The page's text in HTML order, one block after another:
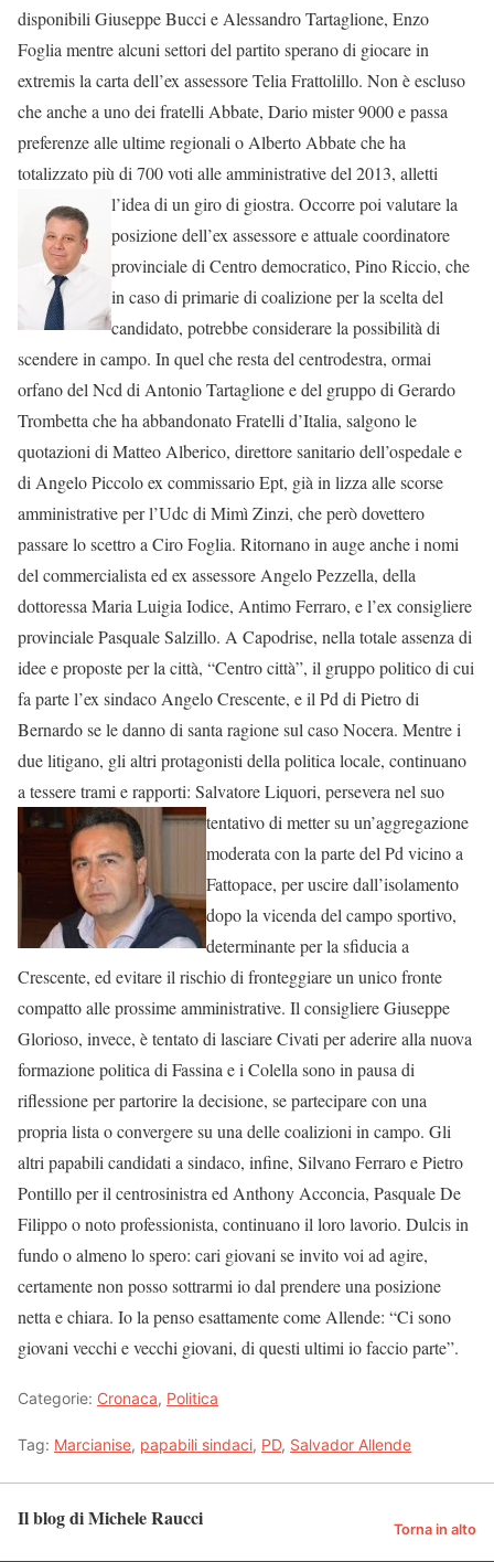
disponibili Giuseppe Bucci e Alessandro Tartaglione, Enzo
Foglia mentre alcuni settori del partito sperano di giocare in
extremis la carta dell’ex assessore Telia Frattolillo. Non è escluso
che anche a uno dei fratelli Abbate, Dario mister 9000 e passa
preferenze alle ultime regionali o Alberto Abbate che ha
totalizzato più di 700 voti alle amministrative del 2013, alletti
l’idea di un giro di giostra. Occorre poi valutare la
posizione dell’ex assessore e attuale coordinatore
provinciale di Centro democratico, Pino Riccio, che
in caso di primarie di coalizione per la scelta del
candidato, potrebbe considerare la possibilità di
scendere in campo. In quel che resta del centrodestra, ormai
orfano del Ncd di Antonio Tartaglione e del gruppo di Gerardo
Trombetta che ha abbandonato Fratelli d’Italia, salgono le
quotazioni di Matteo Alberico, direttore sanitario dell’ospedale e
di Angelo Piccolo ex commissario Ept, già in lizza alle scorse
amministrative per l’Udc di Mimì Zinzi, che però dovettero
passare lo scettro a Ciro Foglia. Ritornano in auge anche i nomi
del commercialista ed ex assessore Angelo Pezzella, della
dottoressa Maria Luigia Iodice, Antimo Ferraro, e l’ex consigliere
provinciale Pasquale Salzillo. A Capodrise, nella totale assenza di
idee e proposte per la città, “Centro città”, il gruppo politico di cui
fa parte l’ex sindaco Angelo Crescente, e il Pd di Pietro di
Bernardo se le danno di santa ragione sul caso Nocera. Mentre i
due litigano, gli altri protagonisti della politica locale, continuano
a tessere trami e rapporti: Salvatore Liquori, persevera nel suo
tentativo di metter su un’aggregazione
moderata con la parte del Pd vicino a
Fattopace, per uscire dall’isolamento
dopo la vicenda del campo sportivo,
determinante per la sfiducia a
Crescente, ed evitare il rischio di fronteggiare un unico fronte
compatto alle prossime amministrative. Il consigliere Giuseppe
Glorioso, invece, è tentato di lasciare Civati per aderire alla nuova
formazione politica di Fassina e i Colella sono in pausa di
riflessione per partorire la decisione, se partecipare con una
propria lista o convergere su una delle coalizioni in campo. Gli
altri papabili candidati a sindaco, infine, Silvano Ferraro e Pietro
Pontillo per il centrosinistra ed Anthony Acconcia, Pasquale De
Filippo o noto professionista, continuano il loro lavorio. Dulcis in
fundo o almeno lo spero: cari giovani se invito voi ad agire,
certamente non posso sottrarmi io dal prendere una posizione
netta e chiara. Io la penso esattamente come Allende: “Ci sono
giovani vecchi e vecchi giovani, di questi ultimi io faccio parte”.
Categorie: Cronaca, Politica
Tag: Marcianise, papabili sindaci, PD, Salvador Allende
Il blog di Michele Raucci Torna in alto